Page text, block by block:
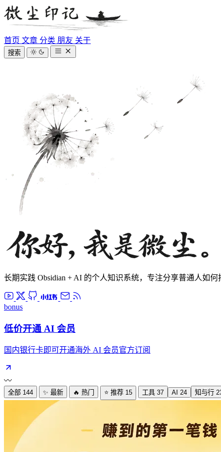
首页 文章 分类 朋友 关于
搜索
长期实践 Obsidian + AI 的个人知识系统，专注分享普通人如
bonus
低价开通 AI 会员
国内银行卡即可开通海外 AI 会员官方订阅
〰️
全部 144 ✨ 最新 🔥 热门 ⭐ 推荐 15 工具 37 AI 24 知与行